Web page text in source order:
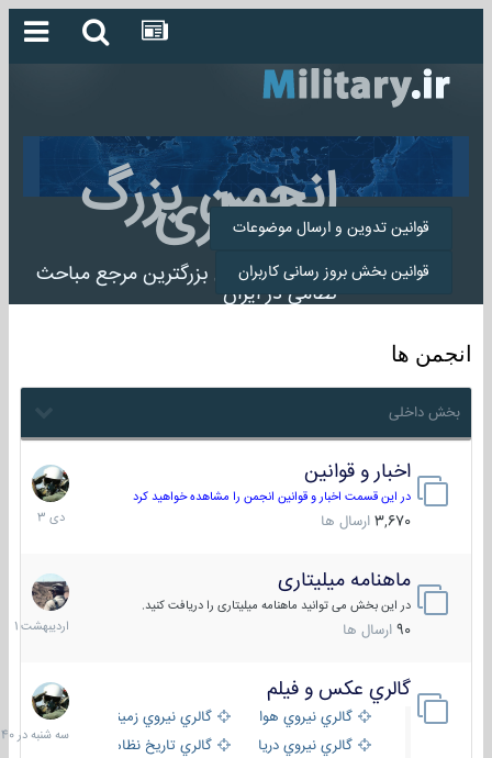
انجمن بزرگ
میلیتاری
انجمن میلیتاری بزرگترین مرجع مباحث
نظامی در ایران
قوانین تدوین و ارسال موضوعات
قوانین بخش بروز رسانی کاربران
انجمن ها
بخش داخلی
اخبار و قوانین
در این قسمت اخبار و قوانین انجمن را مشاهده خواهید کرد
3,670 ارسال ها
22
دی
1403
ماهنامه میلیتاری
در این بخش می توانید ماهنامه میلیتاری را دریافت کنید.
90 ارسال ها
30
1401
گالري عكس و فيلم
گالري نيروي هوايي
گالري نيروي زميني
گالري نيروي دريايي
گالري تاریخ نظامی
سه
شنبه
در